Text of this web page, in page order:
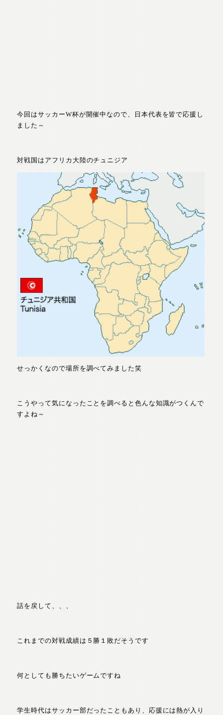
今回はサッカーW杯が開催中なので、日本代表を皆で応援し
ました～
対戦国はアフリカ大陸のチュニジア
せっかくなので場所を調べてみました笑
こうやって気になったことを調べると色んな知識がつくんで
すよね～
話を戻して、、、
これまでの対戦成績は５勝１敗だそうです
何としても勝ちたいゲームですね
学生時代はサッカー部だったこともあり、応援には熱が入り